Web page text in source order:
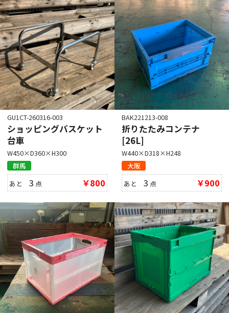
GU1CT-260316-003
ショッピングバスケット
台車
W450×D360×H300
群馬
あと3 点 ￥800
BAK221213-008
折りたたみコンテナ
[26L]
W440×D318×H248
大阪
あと3 点 ￥900